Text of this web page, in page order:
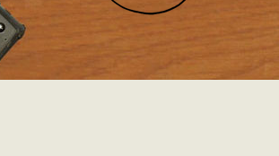
toegevoegd door
NUMMER 14: MOZAMBIQUE